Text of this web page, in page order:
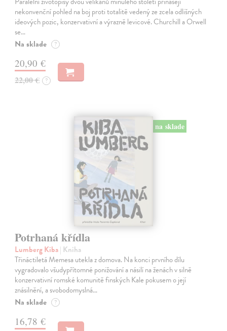
nekonvenční pohled na boj proti totalitě vedený ze zcela odlišných
ideových pozic, konzervativní a výrazně levicové. Churchill a Orwell
se…
Na sklade ?
20,90 €
22,00 € ?
na sklade
Potrhaná křídla
Lumberg Kiba| Kniha
Třináctiletá Memesa utekla z domova. Na konci prvního dílu
vygradovalo všudypřítomné ponižování a násilí na ženách v silně
konzervativní romské komunitě finských Kale pokusem o její
znásilnění, a svobodomyslná…
Na sklade ?
16,78 €